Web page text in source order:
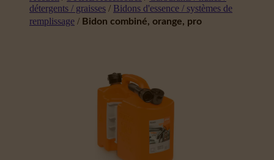
détergents / graisses / Bidons d'essence / systèmes de
remplissage / Bidon combiné, orange, pro